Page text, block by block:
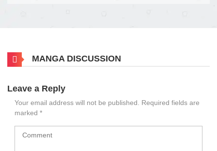
MANGA DISCUSSION
Leave a Reply
Your email address will not be published. Required fields are
marked *